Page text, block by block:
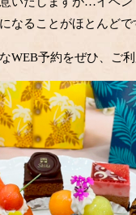
なることがほとんどで
WEB予約をぜひ、ご利